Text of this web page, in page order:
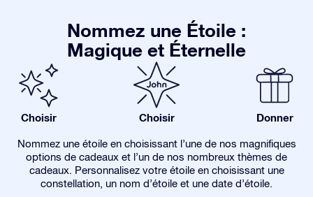
Nommez une Étoile :
Magique et Éternelle
Choisir Choisir Donner
Nommez une étoile en choisissant l’une de nos magnifiques
options de cadeaux et l’un de nos nombreux thèmes de
cadeaux. Personnalisez votre étoile en choisissant une
constellation, un nom d’étoile et une date d’étoile.